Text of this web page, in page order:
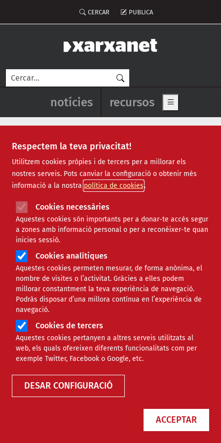
Respectem la teva privacitat!
Utilitzem cookies pròpies i de tercers per a millorar els
nostres serveis. Pots canviar la configuració o obtenir més
informació a la nostra política de cookies
Cookies necessàries
Aquestes cookies són importants per a donar-te accés segur
a zones amb informació personal o per a reconèixer-te quan
inicies sessió.
Cookies analítiques
Aquestes cookies permeten mesurar, de forma anònima, el
nombre de visites o l’activitat. Gràcies a elles podem
millorar constantment la teva experiència de navegació.
Podràs disposar d’una millora contínua en l’experiència de
navegació.
Cookies de tercers
Aquestes cookies pertanyen a altres serveis utilitzats al
web, els quals ofereixen diferents funcionalitats com per
exemple Twitter, Facebook o Google, etc.
DESAR CONFIGURACIÓ
ACCEPTAR
Menú del compte d'usuari
CERCAR PUBLICA
Cerca
Navegació principal de
notícies recursos Show main
Notícies
Totes | Ambiental | Comunitari | Cultural | Social
|
Internacional | Projectes | Jurídic | Tecnològic
Formació
Agenda